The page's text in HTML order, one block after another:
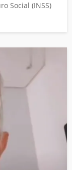
Social (INSS)